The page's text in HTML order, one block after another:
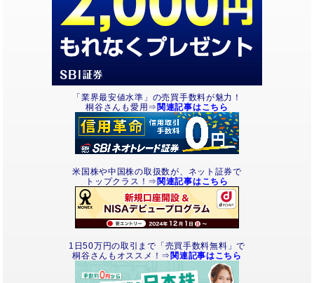
「業界最安値水準」の売買手数料が魅力！
桐谷さんも愛用⇒ 関連記事はこちら
米国株や中国株の取扱数が、ネット証券で
トップクラス！⇒ 関連記事はこちら
1日50万円の取引まで「売買手数料無料」で
桐谷さんもオススメ！⇒ 関連記事はこちら